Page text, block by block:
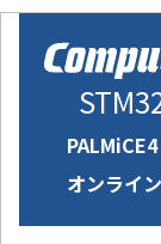
オンライ